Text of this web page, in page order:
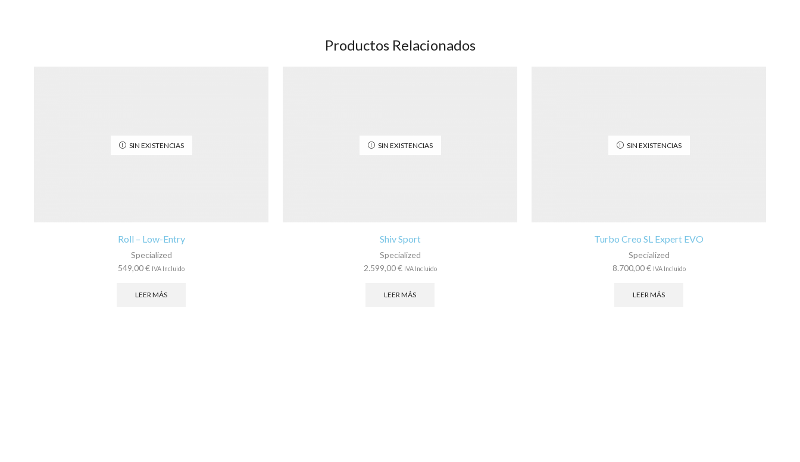
Productos Relacionados
SIN EXISTENCIAS
Roll – Low-Entry
Specialized
549,00€ IVA Incluido
LEER MÁS
SIN EXISTENCIAS
Shiv Sport
Specialized
2.599,00€ IVA Incluido
LEER MÁS
SIN EXISTENCIAS
Turbo Creo SL Expert EVO
Specialized
8.700,00€ IVA Incluido
LEER MÁS